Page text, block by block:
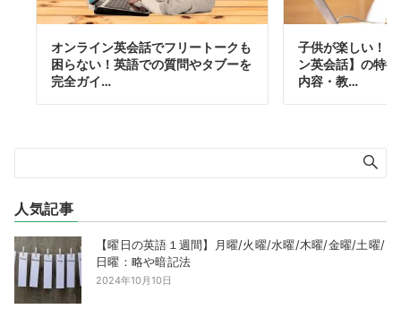
オンライン英会話でフリートークも
困らない！英語での質問やタブーを
完全ガイ…
子供が楽しい！
ン英会話】の特
内容・教…
人気記事
【曜日の英語１週間】月曜/火曜/水曜/木曜/金曜/土曜/
日曜：略や暗記法
2024年10月10日